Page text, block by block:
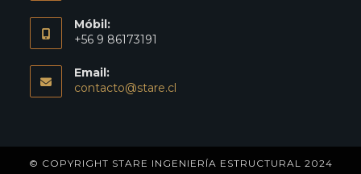
Móbil:
+56 9 86173191
Email:
contacto@stare.cl
© COPYRIGHT STARE INGENIERÍA ESTRUCTURAL 2024